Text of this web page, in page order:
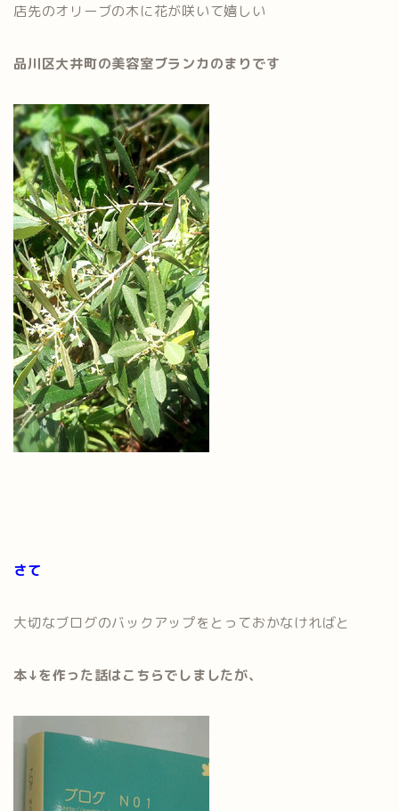
店先のオリーブの木に花が咲いて嬉しい
品川区大井町の美容室ブランカのまりです
さて
大切なブログのバックアップをとっておかなければと
本↓を作った話はこちらでしましたが、